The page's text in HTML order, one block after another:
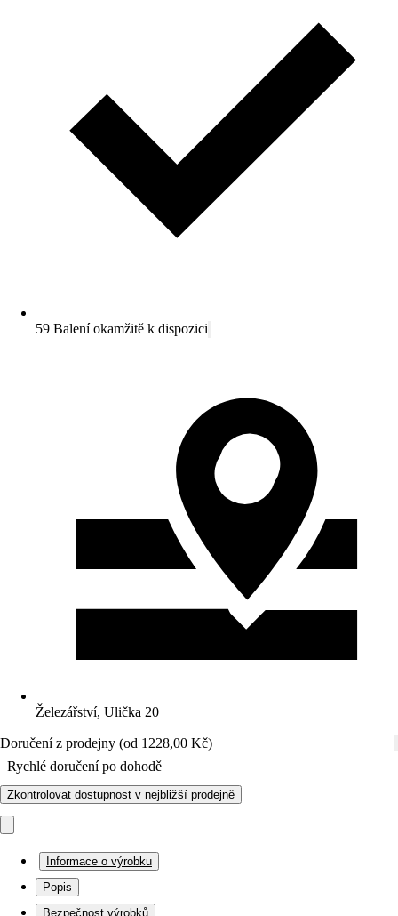
59 Balení okamžitě k dispozici
Železářství, Ulička 20
Doručení z prodejny (od 1228,00 Kč)
Rychlé doručení po dohodě
Zkontrolovat dostupnost v nejbližší prodejně
Informace o výrobku
Popis
Bezpečnost výrobků